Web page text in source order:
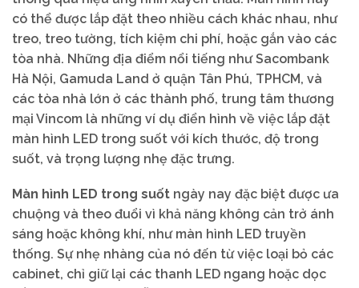
có thể được lắp đặt theo nhiều cách khác nhau, như
treo, treo tường, tích kiệm chi phí, hoặc gắn vào các
tòa nhà. Những địa điểm nổi tiếng như Sacombank
Hà Nội, Gamuda Land ở quận Tân Phú, TPHCM, và
các tòa nhà lớn ở các thành phố, trung tâm thương
mại Vincom là những ví dụ điển hình về việc lắp đặt
màn hình LED trong suốt với kích thước, độ trong
suốt, và trọng lượng nhẹ đặc trưng.
Màn hình LED trong suốt ngày nay đặc biệt được ưa
chuộng và theo đuổi vì khả năng không cản trở ánh
sáng hoặc không khí, như màn hình LED truyền
thống. Sự nhẹ nhàng của nó đến từ việc loại bỏ các
cabinet, chỉ giữ lại các thanh LED ngang hoặc dọc